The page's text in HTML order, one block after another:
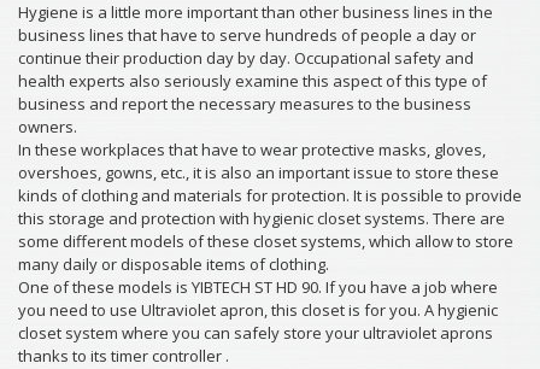
Hygiene is a little more important than other business lines in the
business lines that have to serve hundreds of people a day or
continue their production day by day. Occupational safety and
health experts also seriously examine this aspect of this type of
business and report the necessary measures to the business
owners.
In these workplaces that have to wear protective masks, gloves,
overshoes, gowns, etc., it is also an important issue to store these
kinds of clothing and materials for protection. It is possible to provide
this storage and protection with hygienic closet systems. There are
some different models of these closet systems, which allow to store
many daily or disposable items of clothing.
One of these models is YIBTECH ST HD 90. If you have a job where
you need to use Ultraviolet apron, this closet is for you. A hygienic
closet system where you can safely store your ultraviolet aprons
thanks to its timer controller .